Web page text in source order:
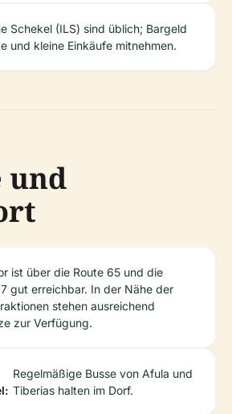
Schekel (ILS) sind üblich; Bargeld
und kleine Einkäufe mitnehmen.
und
ist über die Route 65 und die
gut erreichbar. In der Nähe der
stehen ausreichend
zur Verfügung.
Regelmäßige Busse von Afula und
Tiberias halten im Dorf.